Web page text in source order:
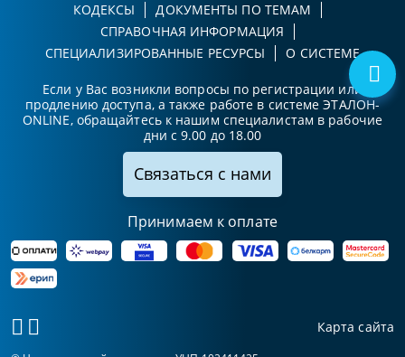
КОДЕКСЫ
ДОКУМЕНТЫ ПО ТЕМАМ
СПРАВОЧНАЯ ИНФОРМАЦИЯ
СПЕЦИАЛИЗИРОВАННЫЕ РЕСУРСЫ
О СИСТЕМЕ
Если у Вас возникли вопросы по регистрации или
продлению доступа, а также работе в системе ЭТАЛОН-
ONLINE, обращайтесь к нашим специалистам в рабочие
дни с 9.00 до 18.00
Связаться с нами
Принимаем к оплате
Карта сайта